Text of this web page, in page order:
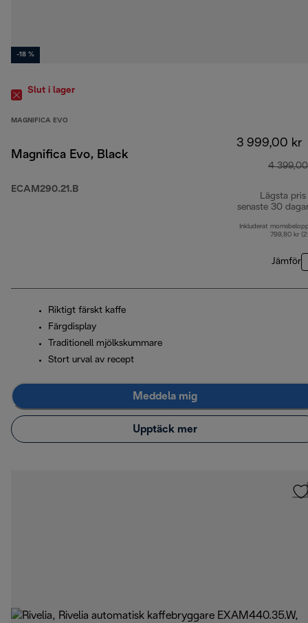
-18 %
Slut i lager
MAGNIFICA EVO
Magnifica Evo, Black
ECAM290.21.B
3 999,00 kr
4
Lägsta pris
senaste 30
Inkluderat
799,80 kr
Jämför
Riktigt färskt kaffe
Färgdisplay
Traditionell mjölkskummare
Stort urval av recept
Meddela mig
Upptäck mer